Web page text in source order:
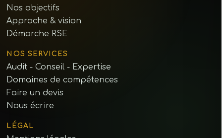
Nos objectifs
Approche & vision
Démarche RSE
NOS SERVICES
Audit - Conseil - Expertise
Domaines de compétences
Faire un devis
Nous écrire
LÉGAL